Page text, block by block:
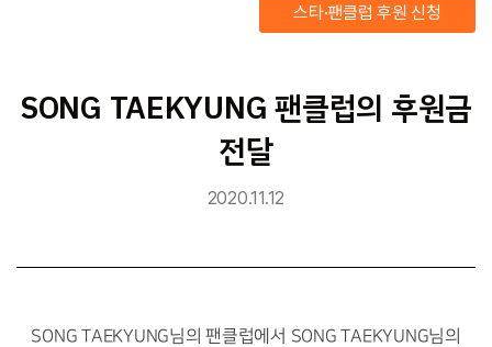
스타·팬클럽 후원 신청
SONG TAEKYUNG 팬클럽의 후원금
전달
2020.11.12
SONG TAEKYUNG님의 팬클럽에서 SONG TAEKYUNG님의